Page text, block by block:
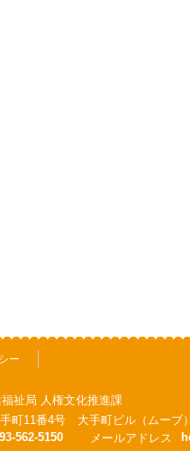
ー
祉局 人権文化推進課
町11番4号 大手町ビル（ムーブ
562-5150 メールアドレス